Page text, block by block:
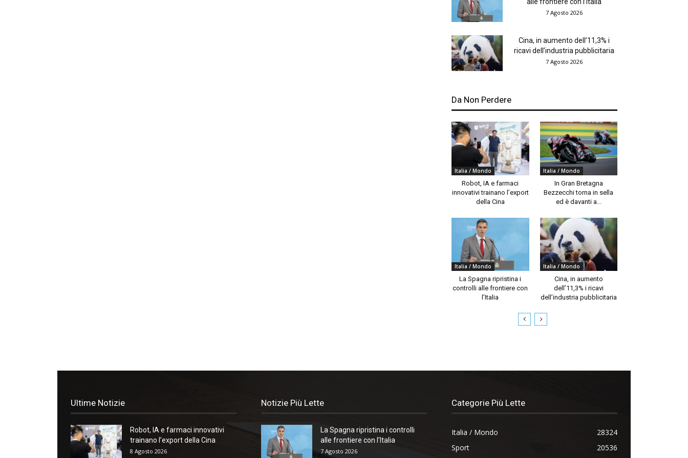
alle frontiere con l’Italia
7 Agosto 2026
Cina, in aumento dell’11,3% i
ricavi dell’industria pubblicitaria
7 Agosto 2026
Da Non Perdere
Italia / Mondo
Robot, IA e farmaci
innovativi trainano l’export
della Cina
Italia / Mondo
In Gran Bretagna
Bezzecchi torna in sella
ed è davanti a...
Italia / Mondo
La Spagna ripristina i
controlli alle frontiere con
l’Italia
Italia / Mondo
Cina, in aumento
dell’11,3% i ricavi
dell’industria pubblicitaria
Ultime Notizie
Robot, IA e farmaci innovativi
trainano l’export della Cina
8 Agosto 2026
Notizie Più Lette
La Spagna ripristina i controlli
alle frontiere con l’Italia
7 Agosto 2026
Categorie Più Lette
Italia / Mondo
28324
Sport
20536